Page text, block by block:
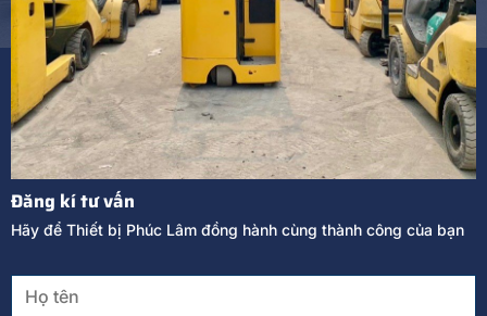
Đăng kí tư vấn
Hãy để Thiết bị Phúc Lâm đồng hành cùng thành công của bạn